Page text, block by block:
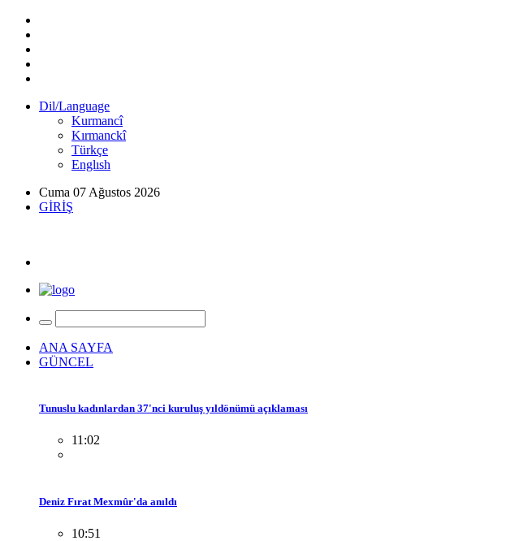
Dil/Language
Kurmancî
Kırmanckî
Türkçe
Englısh
Cuma 07 Ağustos 2026
GİRİŞ
ANA SAYFA
GÜNCEL
Tunuslu kadınlardan 37'nci kuruluş yıldönümü açıklaması
11:02
Deniz Fırat Mexmûr'da anıldı
10:51